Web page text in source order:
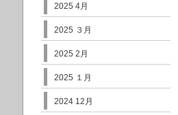
2025 4月
2025 ３月
2025 2月
2025 １月
2024 12月